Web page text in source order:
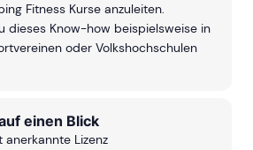
Fitness Kurse anzuleiten.
dieses Know-how beispielsweise in
oder Volkshochschulen
einen Blick
Lizenz